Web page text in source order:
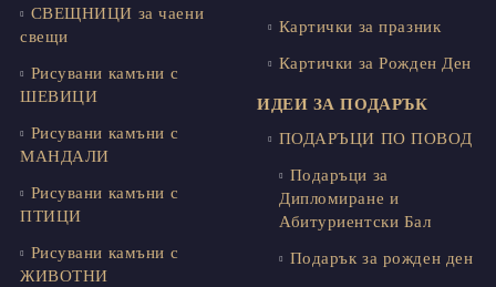
СВЕЩНИЦИ за чаени
свещи
Рисувани камъни с
ШЕВИЦИ
Рисувани камъни с
МАНДАЛИ
Рисувани камъни с
ПТИЦИ
Рисувани камъни с
ЖИВОТНИ
Картички за празник
Картички за Рожден Ден
ИДЕИ ЗА ПОДАРЪК
ПОДАРЪЦИ ПО ПОВОД
Подаръци за
Дипломиране и
Абитуриентски Бал
Подарък за рожден ден